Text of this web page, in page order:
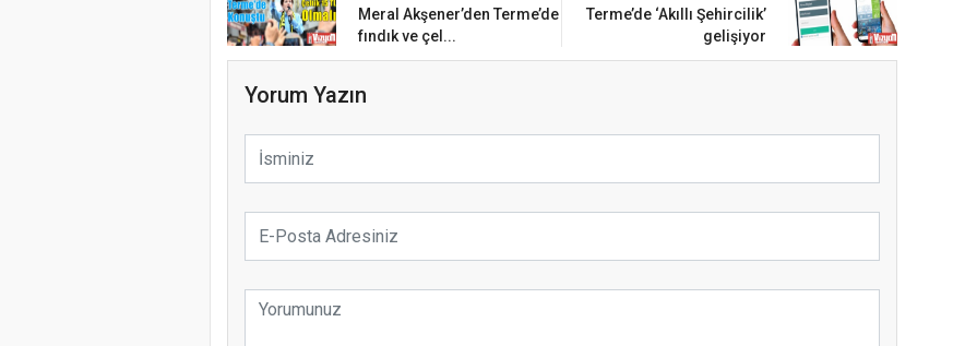
Meral Akşener’den Terme’de
fındık ve çel...
Terme’de ‘Akıllı Şehircilik’
gelişiyor
Yorum Yazın